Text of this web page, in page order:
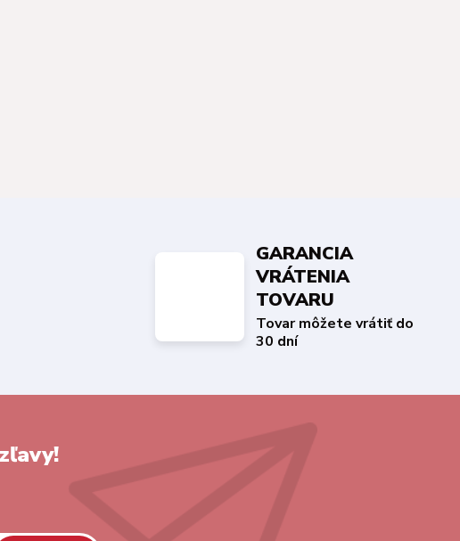
GARANCIA
VRÁTENIA
TOVARU
Tovar môžete vrátiť do
30 dní